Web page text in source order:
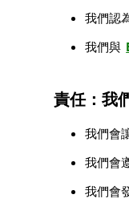
我們認
我們與
責任：我
我們會
我們會
我們會